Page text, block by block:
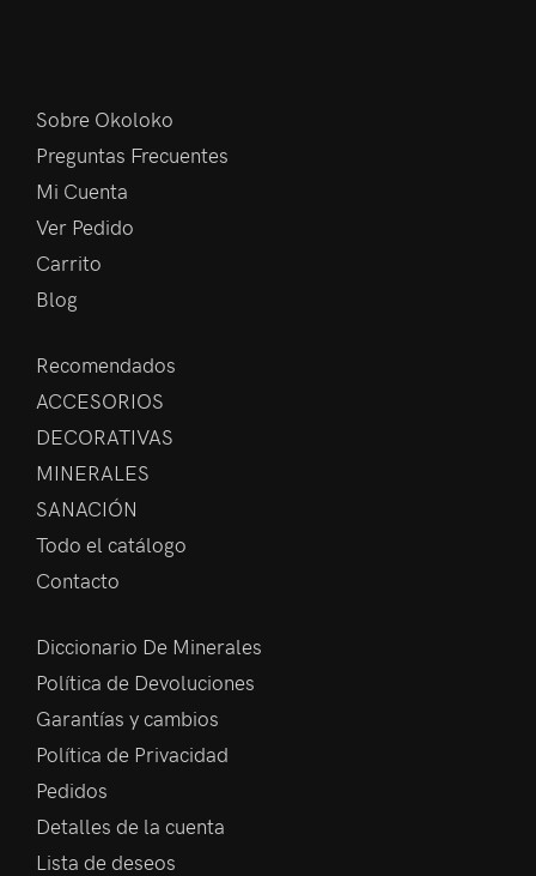
Sobre Okoloko
Preguntas Frecuentes
Mi Cuenta
Ver Pedido
Carrito
Blog
Recomendados
ACCESORIOS
DECORATIVAS
MINERALES
SANACIÓN
Todo el catálogo
Contacto
Diccionario De Minerales
Política de Devoluciones
Garantías y cambios
Política de Privacidad
Pedidos
Detalles de la cuenta
Lista de deseos